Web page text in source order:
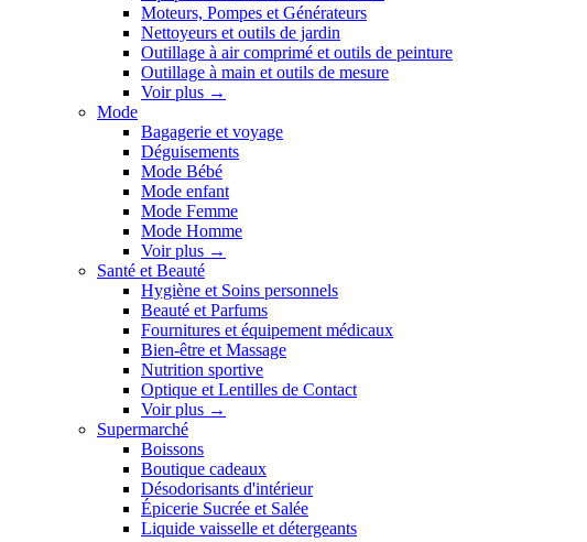
Moteurs, Pompes et Générateurs
Nettoyeurs et outils de jardin
Outillage à air comprimé et outils de peinture
Outillage à main et outils de mesure
Voir plus →
Mode
Bagagerie et voyage
Déguisements
Mode Bébé
Mode enfant
Mode Femme
Mode Homme
Voir plus →
Santé et Beauté
Hygiène et Soins personnels
Beauté et Parfums
Fournitures et équipement médicaux
Bien-être et Massage
Nutrition sportive
Optique et Lentilles de Contact
Voir plus →
Supermarché
Boissons
Boutique cadeaux
Désodorisants d'intérieur
Épicerie Sucrée et Salée
Liquide vaisselle et détergeants